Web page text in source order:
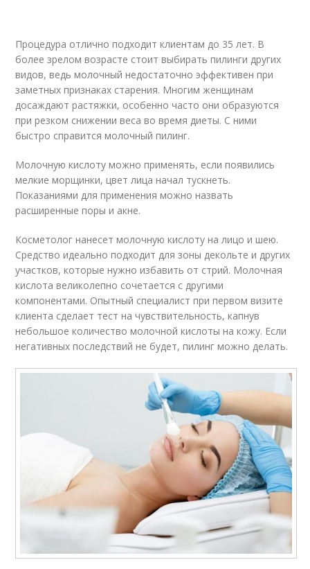
Процедура отлично подходит клиентам до 35 лет. В
более зрелом возрасте стоит выбирать пилинги других
видов, ведь молочный недостаточно эффективен при
заметных признаках старения. Многим женщинам
досаждают растяжки, особенно часто они образуются
при резком снижении веса во время диеты. С ними
быстро справится молочный пилинг.
Молочную кислоту можно применять, если появились
мелкие морщинки, цвет лица начал тускнеть.
Показаниями для применения можно назвать
расширенные поры и акне.
Косметолог нанесет молочную кислоту на лицо и шею.
Средство идеально подходит для зоны декольте и других
участков, которые нужно избавить от стрий. Молочная
кислота великолепно сочетается с другими
компонентами. Опытный специалист при первом визите
клиента сделает тест на чувствительность, капнув
небольшое количество молочной кислоты на кожу. Если
негативных последствий не будет, пилинг можно делать.